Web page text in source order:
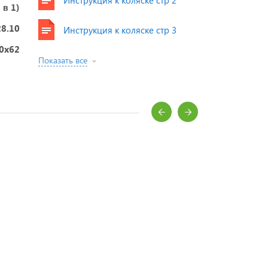
в 1)
Инструкция к коляске стр 3
Показать все